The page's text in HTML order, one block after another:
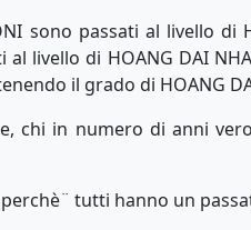
sono passati al livello di
al livello di HOANG DAI
il grado di HOANG
chi in numero di anni
tutti hanno un